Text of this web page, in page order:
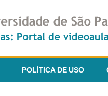
POLÍTICA DE USO